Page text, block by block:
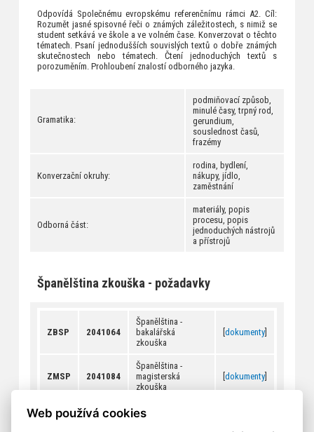
Odpovídá Společnému evropskému referenčnímu rámci A2. Cíl:
Rozumět jasné spisovné řeči o známých záležitostech, s nimiž se
student setkává ve škole a ve volném čase. Konverzovat o těchto
tématech. Psaní jednodušších souvislých textů o dobře známých
skutečnostech nebo tématech. Čtení jednoduchých textů s
porozuměním. Prohloubení znalostí odborného jazyka.
Gramatika:
podmiňovací způsob,
minulé časy, trpný rod,
gerundium,
souslednost časů,
frazémy
Konverzační okruhy:
rodina, bydlení,
nákupy, jídlo,
zaměstnání
Odborná část:
materiály, popis
procesu, popis
jednoduchých nástrojů
a přístrojů
Španělština zkouška - požadavky
ZBSP 2041064
Španělština -
bakalářská
zkouška
dokumenty]
ZMSP 2041084
Španělština -
magisterská
zkouška
dokumenty]
Web používá cookies